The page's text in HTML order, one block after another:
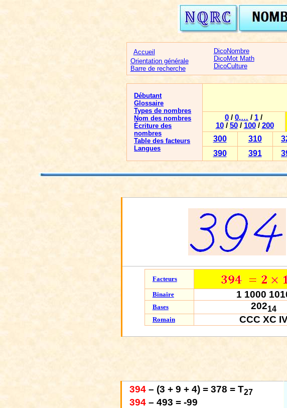
Accueil
Orientation générale
Barre de recherche
DicoNombre
DicoMot Math
DicoCulture
Débutant
Glossaire
Types de nombres
Nom des nombres
Écriture des
nombres
Table des facteurs
Langues
0 / 0,… / 1 /
10/ 50/ 100/ 200
300 310
390
391
Facteurs
Binaire 1 1000
Bases 20214
Romain CCC XC
394– (3 + 9 + 4) = 378 = T27
394– 493 = -99